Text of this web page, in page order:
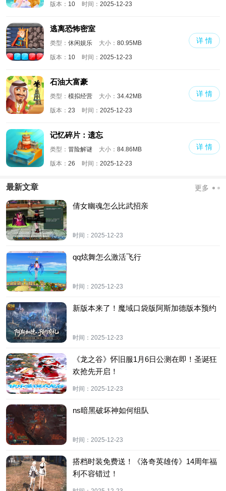
版本： 10 时间： 2025-12-23
逃离恐怖密室
类型： 休闲娱乐 大小： 80.95MB
版本： 10 时间： 2025-12-23
详 情
石油大富豪
类型： 模拟经营 大小： 34.42MB
版本： 23 时间： 2025-12-23
详 情
记忆碎片：遗忘
类型： 冒险解谜 大小： 84.86MB
版本： 26 时间： 2025-12-23
详 情
最新文章 更多
倩女幽魂怎么比武招亲
时间： 2025-12-23
qq炫舞怎么激活飞行
时间： 2025-12-23
新版本来了！魔域口袋版阿斯加德版本预约
时间： 2025-12-23
《龙之谷》怀旧服1月6日公测在即！圣诞狂
欢抢先开启！
时间： 2025-12-23
ns暗黑破坏神如何组队
时间： 2025-12-23
搭档时装免费送！《洛奇英雄传》14周年福
利不容错过！